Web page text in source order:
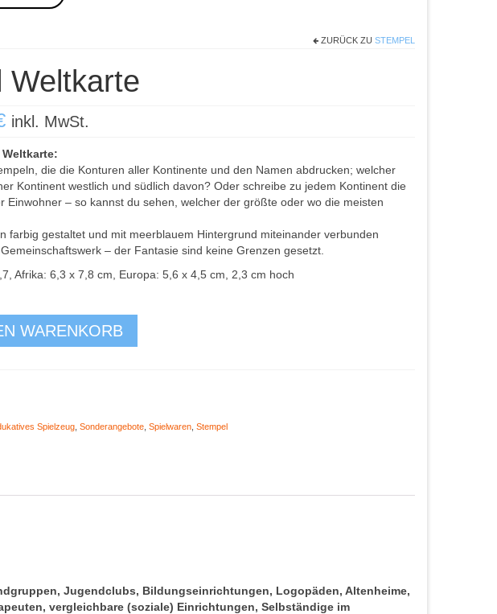
ZURÜCK ZU STEMPEL
Weltkarte
€
Aktueller
ist:
5,99 €.
inkl. MwSt.
die die Konturen aller Kontinente und den Namen abdrucken; welcher
Kontinent westlich und südlich davon? Oder schreibe zu jedem Kontinent die
Einwohner – so kannst du sehen, welcher der größte oder wo die meisten
farbig gestaltet und mit meerblauem Hintergrund miteinander verbunden
– der Fantasie sind keine Grenzen gesetzt.
Afrika: 6,3 x 7,8 cm, Europa: 5,6 x 4,5 cm, 2,3 cm hoch
WARENKORB
Spielzeug, Sonderangebote, Spielwaren, Stempel
Jugendclubs, Bildungseinrichtungen, Logopäden, Altenheime,
vergleichbare (soziale) Einrichtungen, Selbständige im